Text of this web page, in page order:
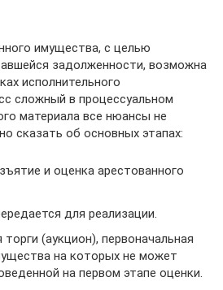
имущества, с целью
задолженности, возможна
исполнительного
сложный в процессуальном
материала все нюансы не
сказать об основных этапах:
и оценка арестованного
для реализации.
(аукцион), первоначальная
на которых не может
на первом этапе оценки.